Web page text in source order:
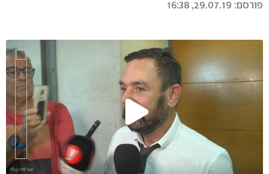
פורסם: 29.07.19, 16:38